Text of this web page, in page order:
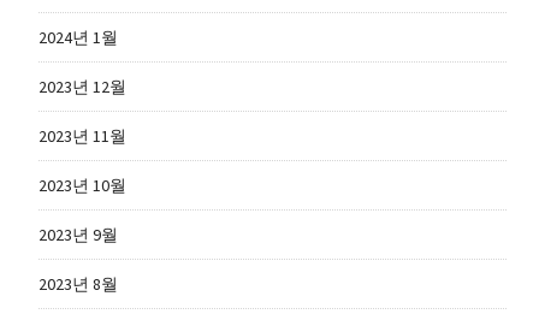
2024년 1월
2023년 12월
2023년 11월
2023년 10월
2023년 9월
2023년 8월